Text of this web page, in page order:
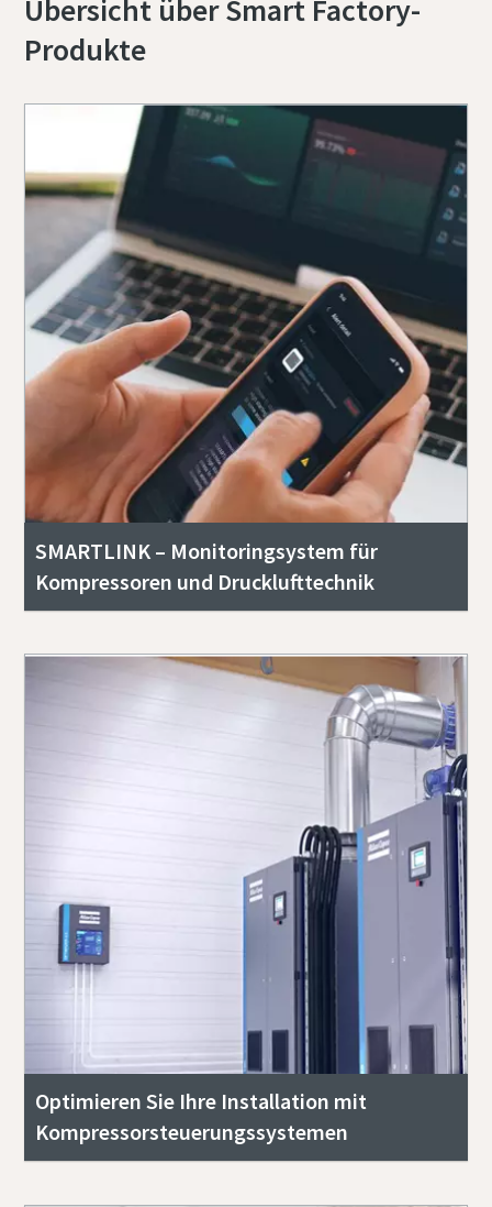
Übersicht über Smart Factory-
Produkte
SMARTLINK – Monitoringsystem für
Kompressoren und Drucklufttechnik
Optimieren Sie Ihre Installation mit
Kompressorsteuerungssystemen